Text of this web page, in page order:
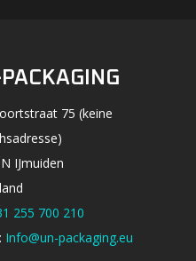
75 (keine
IJmuiden
255 700 210
Info@un-packaging.eu